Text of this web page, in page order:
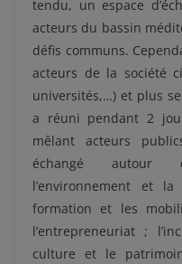
tendu, un espace
acteurs du bassin
défis communs.
acteurs de la société
universités,…) et plus
a réuni pendant 2
mêlant acteurs
échangé autour
l’environnement et
formation et les
l’entrepreneuriat ;
culture et le